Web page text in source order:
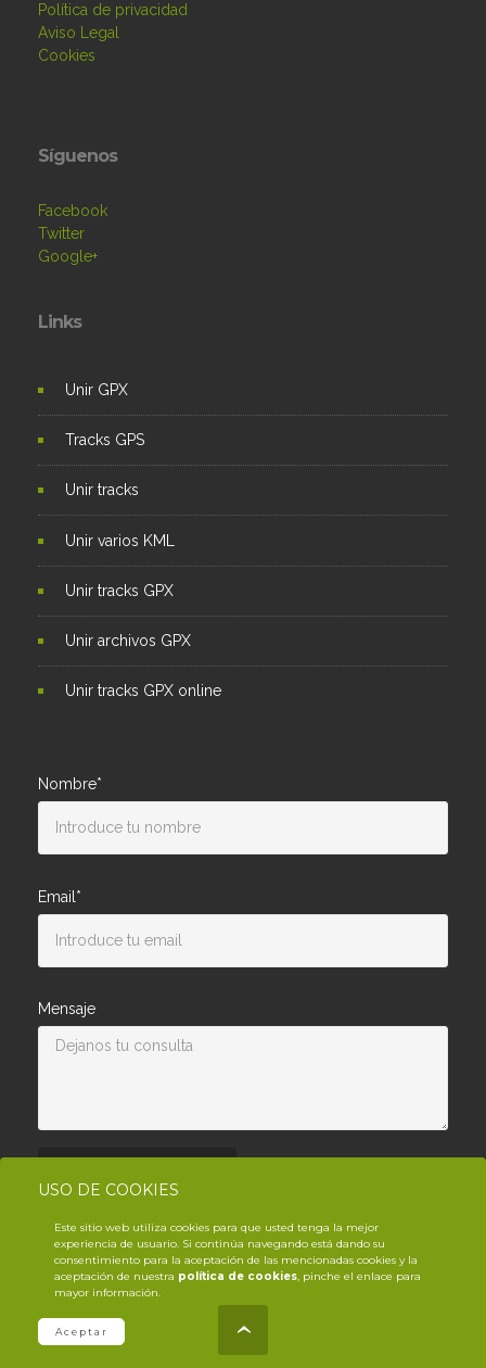
USO DE COOKIES
Este sitio web utiliza cookies para que usted tenga la mejor
experiencia de usuario. Si continúa navegando está dando su
consentimiento para la aceptación de las mencionadas cookies y la
aceptación de nuestra política de cookies, pinche el enlace para
mayor información.
Aceptar
Política de privacidad
Aviso Legal
Cookies
Síguenos
Facebook
Twitter
Google+
Links
Unir GPX
Tracks GPS
Unir tracks
Unir varios KML
Unir tracks GPX
Unir archivos GPX
Unir tracks GPX online
Nombre*
Email*
Mensaje
© Copyright YouTrack